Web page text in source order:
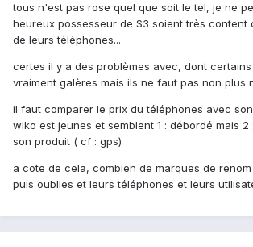
tous n'est pas rose quel que soit le tel, je ne
heureux possesseur de S3 soient très content
de leurs téléphones...
certes il y a des problèmes avec, dont
vraiment galères mais ils ne faut pas non plus
il faut comparer le prix du téléphones avec
wiko est jeunes et semblent 1 : débordé mais 2
son produit ( cf : gps)
a cote de cela, combien de marques de
puis oublies et leurs téléphones et leurs